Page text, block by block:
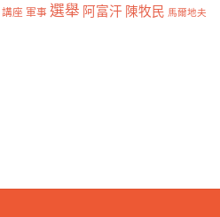
講座 軍事 選舉 阿富汗 陳牧民 馬爾地夫